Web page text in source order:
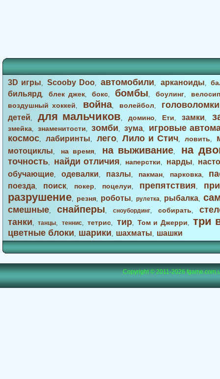
3D игры,Scooby Doo,автомобили, арканоиды,
бильярд,блек джек,бокс, бомбы, боулинг,
воздушный хоккей, война, волейбол, головоломки
детей, для мальчиков, домино, Ети, замки,
змейка, знаменитости,зомби, зума,
игровые
космос, лабиринты, лего,Лило и Стич,ловить,
мотоциклы, на время, на выживание, на
точность, найди отличия, наперстки, нарды,
обучающие, одевалки, пазлы, пакман, парковка,
поезда, поиск, покер, поцелуи, препятствия,
разрушение, резня, роботы, рулетка, рыбалка,
смешные, снайперы, сноубординг, собирать,
танки,танцы, теннис,тетрис, тир,Том и Джерри, три
цветные блоки, шарики, шахматы, шашки
Copyright © 2011-2026